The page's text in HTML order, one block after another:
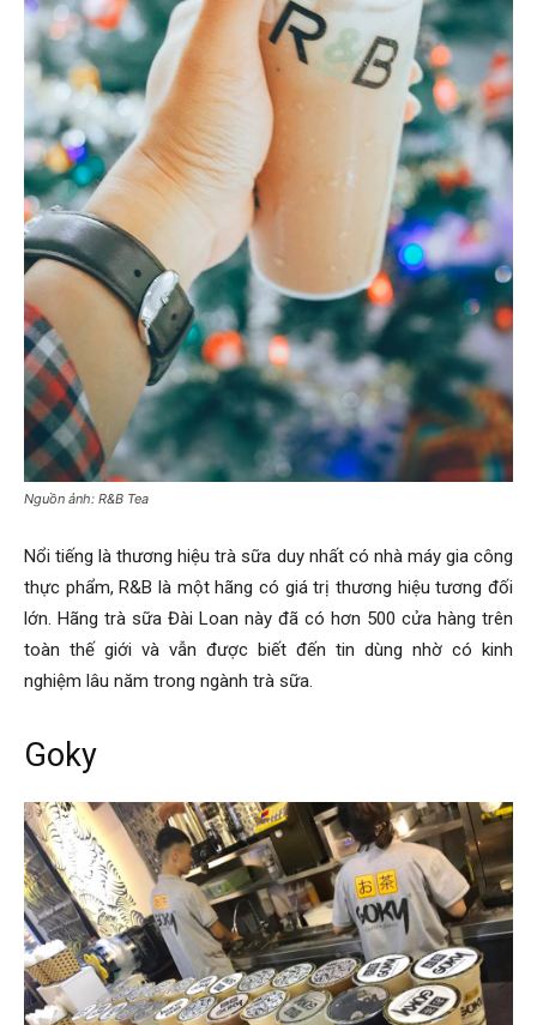
Nguồn ảnh: R&B Tea
Nổi tiếng là thương hiệu trà sữa duy nhất có nhà máy gia công
thực phẩm, R&B là một hãng có giá trị thương hiệu tương đối
lớn. Hãng trà sữa Đài Loan này đã có hơn 500 cửa hàng trên
toàn thế giới và vẫn được biết đến tin dùng nhờ có kinh
nghiệm lâu năm trong ngành trà sữa.
Goky